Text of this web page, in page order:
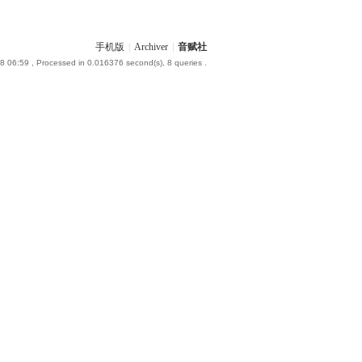
手机版 Archiver 音赋社
06:59 , Processed in 0.016376 second(s), 8 queries .